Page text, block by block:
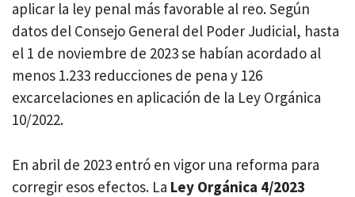
aplicar la ley penal más favorable al reo. Según
datos del Consejo General del Poder Judicial, hasta
el 1 de noviembre de 2023 se habían acordado al
menos 1.233 reducciones de pena y 126
excarcelaciones en aplicación de la Ley Orgánica
10/2022.
En abril de 2023 entró en vigor una reforma para
corregir esos efectos. La Ley Orgánica 4/2023